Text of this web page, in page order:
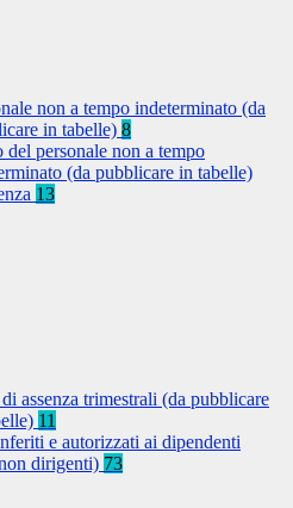
non a tempo indeterminato (da
in tabelle) 8
del personale non a tempo
(da pubblicare in tabelle)
13
assenza trimestrali (da pubblicare
11
e autorizzati ai dipendenti
dirigenti) 73